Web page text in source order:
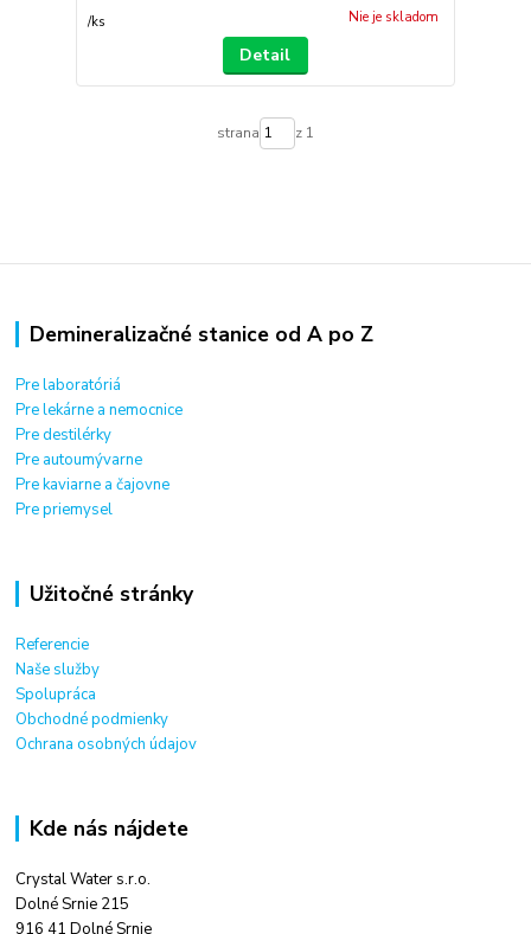
/ks Nie je skladom
Detail
strana z 1
Demineralizačné stanice od A po Z
Pre laboratóriá
Pre lekárne a nemocnice
Pre destilérky
Pre autoumývarne
Pre kaviarne a čajovne
Pre priemysel
Užitočné stránky
Referencie
Naše služby
Spolupráca
Obchodné podmienky
Ochrana osobných údajov
Kde nás nájdete
Crystal Water s.r.o.
Dolné Srnie 215
916 41 Dolné Srnie